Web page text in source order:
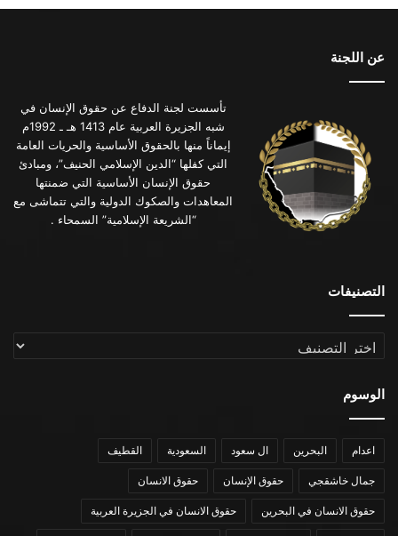
عن اللجنة
تأسست لجنة الدفاع عن حقوق الإنسان في
شبه الجزيرة العربية عام 1413 هـ ـ 1992م
إيماناً منها بالحقوق الأساسية والحريات العامة
التي كفلها “الدين الإسلامي الحنيف”، ومبادئ
حقوق الإنسان الأساسية التي ضمنتها
المعاهدات والصكوك الدولية والتي تتماشى مع
“الشريعة الإسلامية” السمحاء .
التصنيفات
التصنيفات
الوسوم
اعدام البحرين ال سعود السعودية القطيف
جمال خاشقجي حقوق الإنسان حقوق الانسان
حقوق الانسان في البحرين حقوق الانسان في الجزيرة العربية